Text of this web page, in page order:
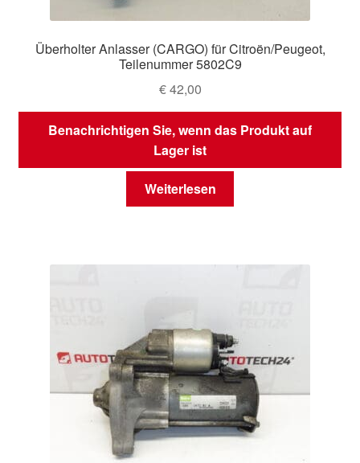
Überholter Anlasser (CARGO) für Citroën/Peugeot,
Teilenummer 5802C9
€42,00
Benachrichtigen Sie, wenn das Produkt auf
Lager ist
Weiterlesen